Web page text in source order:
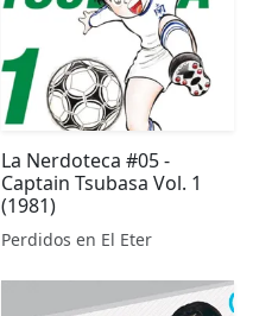
La Nerdoteca #05 -
Captain Tsubasa Vol. 1
(1981)
Perdidos en El Eter